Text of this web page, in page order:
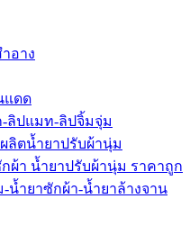
อาง
แดด
ลิปแมท-ลิปจิ้มจุ่ม
ลิตน้ำยาปรับผ้านุ่ม
ผ้า น้ำยาปรับผ้านุ่ม ราคาถูก
น้ำยาซักผ้า-น้ำยาล้างจาน